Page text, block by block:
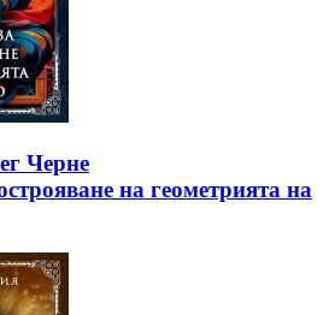
Черне
на геометрията на